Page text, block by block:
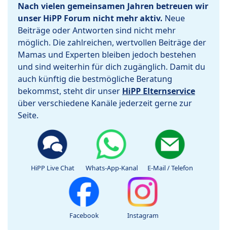
Nach vielen gemeinsamen Jahren betreuen wir
unser HiPP Forum nicht mehr aktiv. Neue
Beiträge oder Antworten sind nicht mehr
möglich. Die zahlreichen, wertvollen Beiträge der
Mamas und Experten bleiben jedoch bestehen
und sind weiterhin für dich zugänglich. Damit du
auch künftig die bestmögliche Beratung
bekommst, steht dir unser HiPP Elternservice
über verschiedene Kanäle jederzeit gerne zur
Seite.
HiPP Live Chat Whats-App-Kanal E-Mail / Telefon
Facebook Instagram